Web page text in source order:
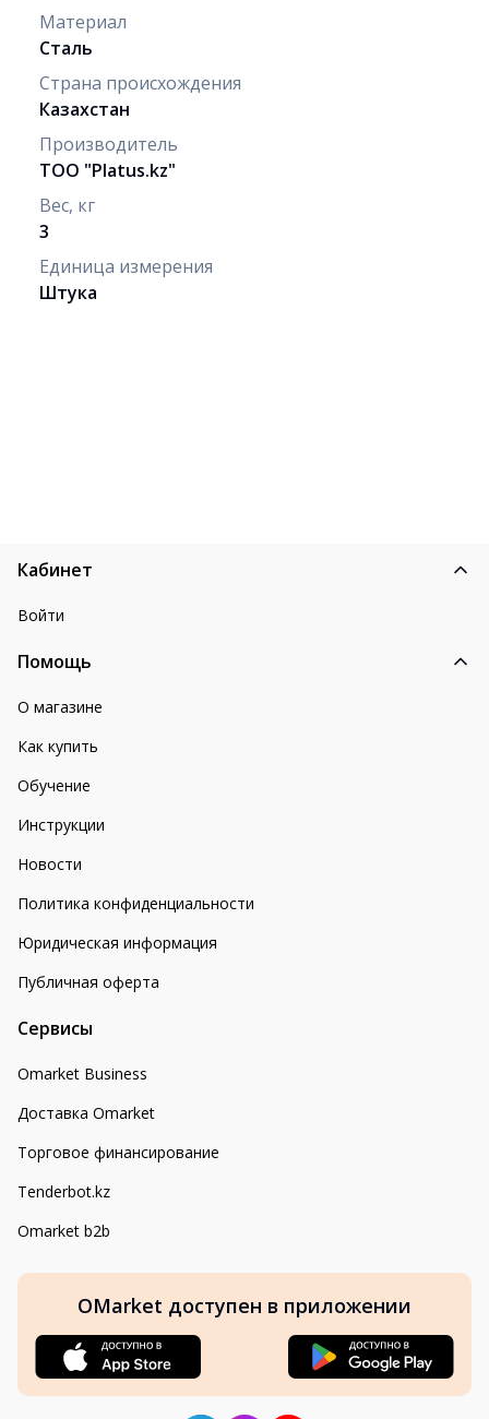
Материал
Сталь
Страна происхождения
Казахстан
Производитель
ТОО "Рlatus.kz"
Вес, кг
3
Единица измерения
Штука
Кабинет
Войти
Помощь
О магазине
Как купить
Обучение
Инструкции
Новости
Политика конфиденциальности
Юридическая информация
Публичная оферта
Сервисы
Omarket Business
Доставка Omarket
Торговое финансирование
Tenderbot.kz
Omarket b2b
OMarket доступен в приложении